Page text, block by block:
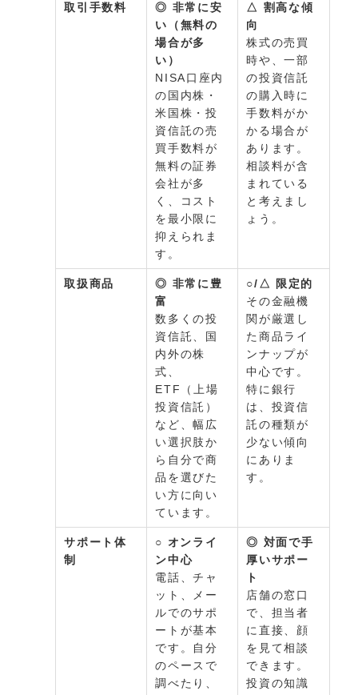
取引手数料
◎ 非常に安
い（無料の
場合が多
い）
NISA口座内
の国内株・
米国株・投
資信託の売
買手数料が
無料の証券
会社が多
く、コスト
を最小限に
抑えられま
す。
△ 割高な傾
向
株式の売買
時や、一部
の投資信託
の購入時に
手数料がか
かる場合が
あります。
相談料が含
まれている
と考えまし
ょう。
取扱商品
◎ 非常に豊
富
数多くの投
資信託、国
内外の株
式、
ETF（上場
投資信託）
など、幅広
い選択肢か
ら自分で商
品を選びた
い方に向い
ています。
○/△ 限定的
その金融機
関が厳選し
た商品ライ
ンナップが
中心です。
特に銀行
は、投資信
託の種類が
少ない傾向
にありま
す。
サポート体
制
○ オンライ
ン中心
電話、チャ
ット、メー
ルでのサポ
ートが基本
です。自分
のペースで
調べたり、
◎ 対面で手
厚いサポー
ト
店舗の窓口
で、担当者
に直接、顔
を見て相談
できます。
投資の知識